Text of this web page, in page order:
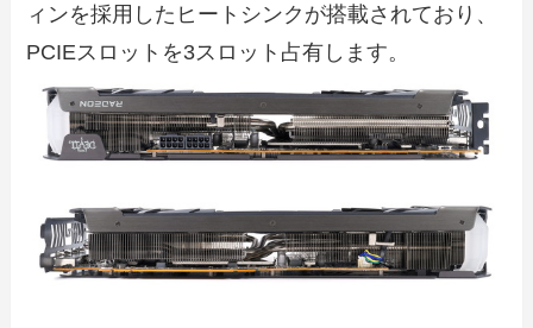
ィンを採用したヒートシンクが搭載されており、
PCIEスロットを3スロット占有します。